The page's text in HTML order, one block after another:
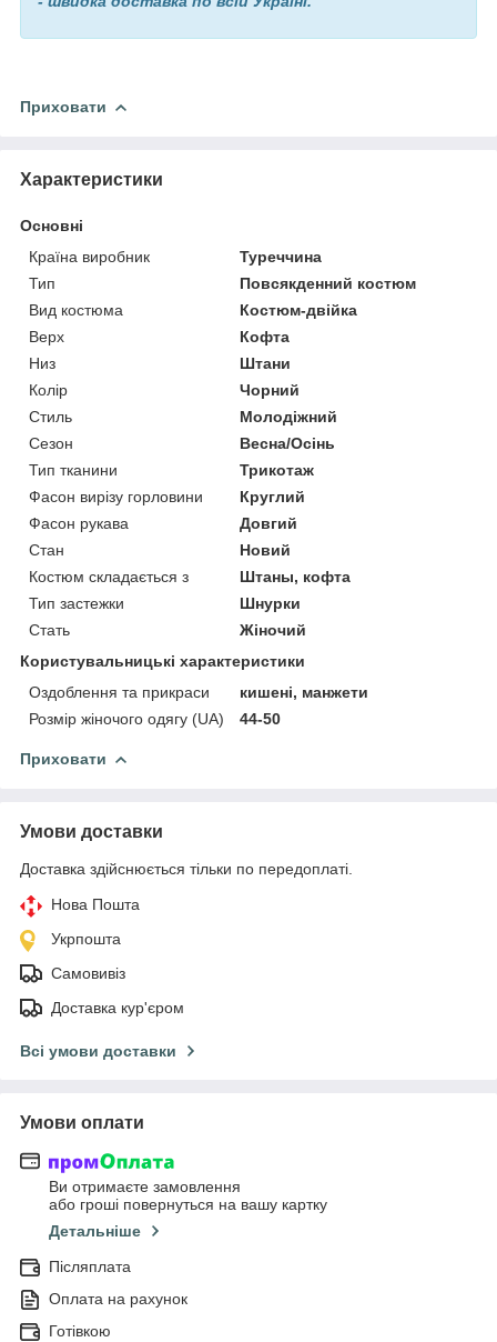
Приховати
Характеристики
Основні
Країна виробник
Туреччина
Тип
Повсякденний костюм
Вид костюма
Костюм-двійка
Верх
Кофта
Низ
Штани
Колір
Чорний
Стиль
Молодіжний
Сезон
Весна/Осінь
Тип тканини
Трикотаж
Фасон вирізу горловини
Круглий
Фасон рукава
Довгий
Стан
Новий
Костюм складається з
Штаны, кофта
Тип застежки
Шнурки
Стать
Жіночий
Користувальницькі характеристики
Оздоблення та прикраси
кишені, манжети
Розмір жіночого одягу (UA)
44-50
Приховати
Умови доставки
Доставка здійснюється тільки по передоплаті.
Нова Пошта
Укрпошта
Самовивіз
Доставка кур'єром
Всі умови доставки
Умови оплати
Ви отримаєте замовлення
або гроші повернуться на вашу картку
Детальніше
Післяплата
Оплата на рахунок
Готівкою